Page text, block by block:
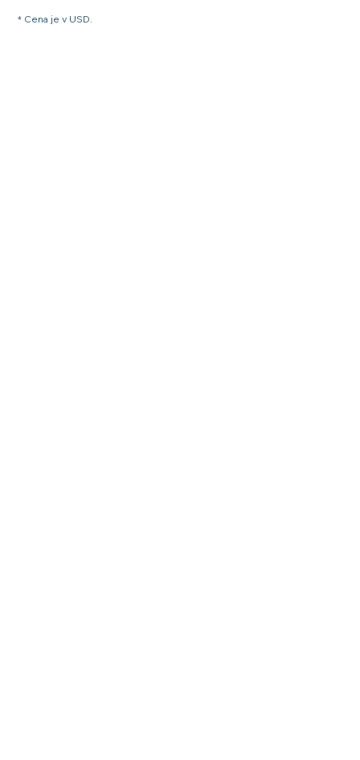
* Cena je v USD.